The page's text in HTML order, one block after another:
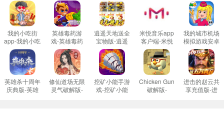
不断和僵尸进行对战
加拿大不归路破解版介绍
加拿大不归路破解版（Death Road to Canada）是游戏开发商Rocketcat Gam
es所开发的一款像素风动作手游，游戏背景故事是老一套的丧尸病毒爆发，主
角逃亡。在本作中，加拿大被设为安全区，主角的目的就是逃到加拿大，从而
展开了一路向北的旅程。
加拿大不归路是一款像素风僵尸游戏，游戏中玩家要在一个病毒爆发，处处充
我的小吃街
app-我的小吃
街赚钱免费下
载v10.10.11
红包版
英雄毒药游
戏-英雄毒药
最新版免费下
载v1.04安卓
版
逍遥天地送全
宝物版-逍遥
天地GM送全
宝物版免费下
载v1.0送宝物
版
米悦音乐app
客户端-米悦
音乐app免费
下载v1.8.3安
卓版
我的城市机场
模拟游戏安卓
版-我的城市
机场模拟游戏
免费下载v1.1
最新版
英雄杀十周年
庆典版-英雄
修仙道场无限
灵气破解版-
挖矿小能手游
戏-挖矿小能
Chicken Gun
破解版-
进击的赵云共
享充值版-进